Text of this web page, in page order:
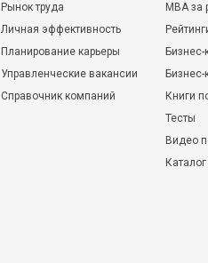
Рынок труда
Личная эффективность
Планирование карьеры
Управленческие вакансии
Справочник компаний
MBA
Бизнес-
Книги
Тесты
Видео